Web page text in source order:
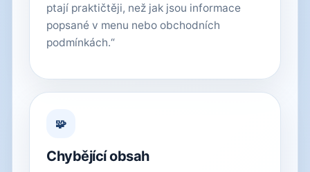
ptají praktičtěji, než jak jsou informace
popsané v menu nebo obchodních
podmínkách.“
🧩
Chybějící obsah